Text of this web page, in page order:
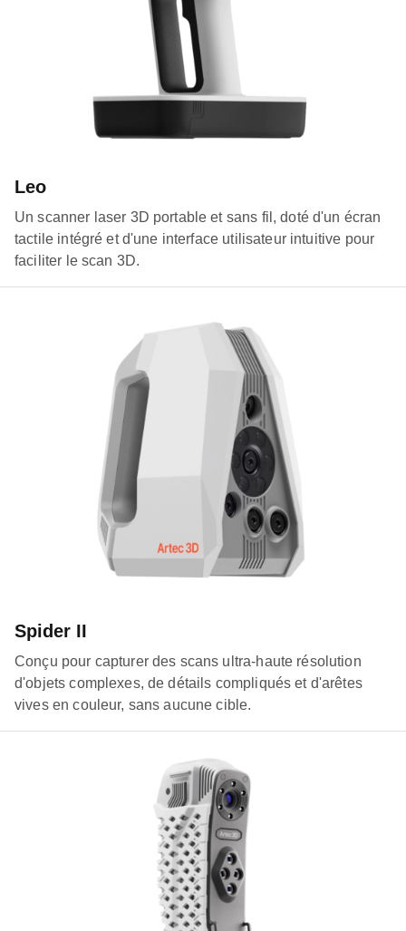
Leo
Un scanner laser 3D portable et sans fil, doté d'un écran
tactile intégré et d'une interface utilisateur intuitive pour
faciliter le scan 3D.
Spider II
Conçu pour capturer des scans ultra-haute résolution
d'objets complexes, de détails compliqués et d'arêtes
vives en couleur, sans aucune cible.